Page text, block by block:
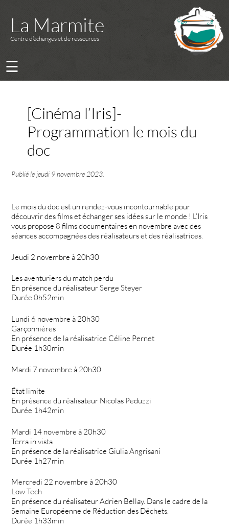
La Marmite
Centre d’échanges et de ressources
☰
[Cinéma l’Iris]-
Programmation le mois du
doc
Publié le jeudi 9 novembre 2023
Le mois du doc est un rendez-vous incontournable pour
découvrir des films et échanger ses idées sur le monde ! L’Iris
vous propose 8 films documentaires en novembre avec des
séances accompagnées des réalisateurs et des réalisatrices.
Jeudi 2 novembre à 20h30
Les aventuriers du match perdu
En présence du réalisateur Serge Steyer
Durée 0h52min
Lundi 6 novembre à 20h30
Garçonnières
En présence de la réalisatrice Céline Pernet
Durée 1h30min
Mardi 7 novembre à 20h30
État limite
En présence du réalisateur Nicolas Peduzzi
Durée 1h42min
Mardi 14 novembre à 20h30
Terra in vista
En présence de la réalisatrice Giulia Angrisani
Durée 1h27min
Mercredi 22 novembre à 20h30
Low Tech
En présence du réalisateur Adrien Bellay. Dans le cadre de la
Semaine Européenne de Réduction des Déchets.
Durée 1h33min